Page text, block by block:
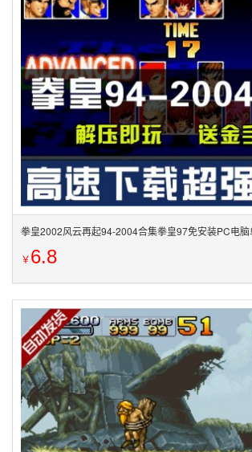
拳皇2002风云再起94-2004合集拳皇97免安装PC电脑
￥6.8